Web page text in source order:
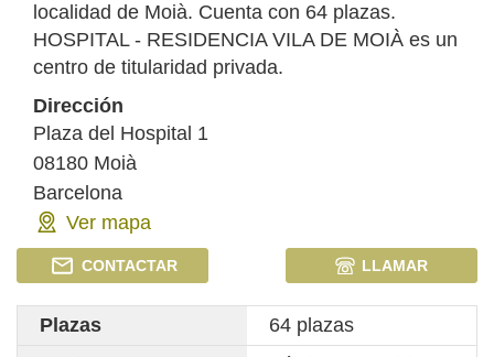
localidad de Moià. Cuenta con 64 plazas.
HOSPITAL - RESIDENCIA VILA DE MOIÀ es un
centro de titularidad privada.
Dirección
Plaza del Hospital 1
08180 Moià
Barcelona
Ver mapa
CONTACTAR LLAMAR
Plazas
64 plazas